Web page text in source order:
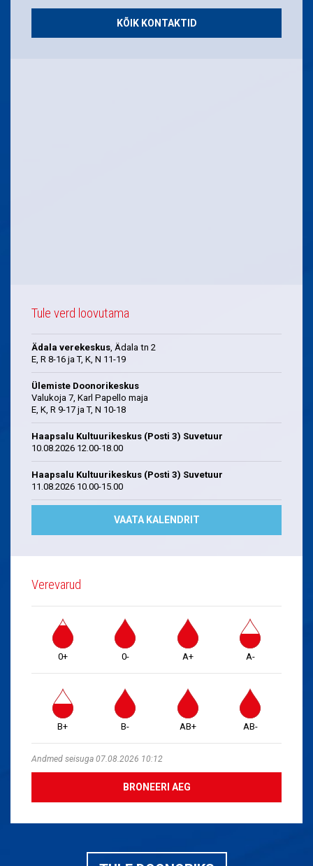
KÕIK KONTAKTID
Tule verd loovutama
Ädala verekeskus, Ädala tn 2
E, R 8-16 ja T, K, N 11-19
Ülemiste Doonorikeskus
Valukoja 7, Karl Papello maja
E, K, R 9-17 ja T, N 10-18
Haapsalu Kultuurikeskus (Posti 3) Suvetuur
10.08.2026 12.00-18.00
Haapsalu Kultuurikeskus (Posti 3) Suvetuur
11.08.2026 10.00-15.00
VAATA KALENDRIT
Verevarud
0+ 0- A+ A-
B+ B- AB+ AB-
Andmed seisuga 07.08.2026 10:12
BRONEERI AEG